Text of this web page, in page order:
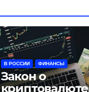
В РОССИИ ФИНАНСЫ
Закон о
криптовалюте